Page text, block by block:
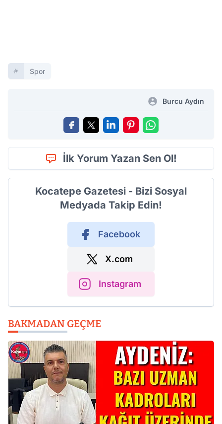
Spor
Burcu Aydın
İlk Yorum Yazan Sen Ol!
Kocatepe Gazetesi - Bizi Sosyal
Medyada Takip Edin!
Facebook
X.com
Instagram
BAKMADAN GEÇME